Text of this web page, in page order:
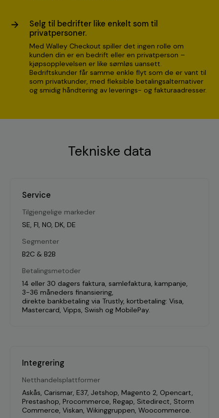
Selg til bedrifter like enkelt som til
privatpersoner.
Med Walley Checkout spiller det ingen rolle om
kunden din er en bedrift eller en privatperson –
kjøpsopplevelsen er like sømløs uansett.
Bedriftskunder får samme enkle flyt som de er vant til
som privatkunder, med fleksible betalingsalternativer
og smidig håndtering av leverings- og fakturaadresser.
Tekniske data
Service
Tilgjengelige markeder
SE, FI, NO, DK, DE
Segmenter
B2C & B2B
Betalingsmetoder
14 eller 30 dagers faktura, samlefaktura, kampanje,
3-36 måneders finansiering,
direkte bankbetaling via Trustly, kortbetaling: Visa,
Mastercard, Vipps, Swish og MobilePay.
Integrering
Netthandelsplattformer
Askås, Carismar, E37, Jetshop, Magento 2, Opencart,
Prestashop, Procommerce, Regap, Sitedirect, Storm
Commerce, Viskan, Wikinggruppen, Woocommerce.